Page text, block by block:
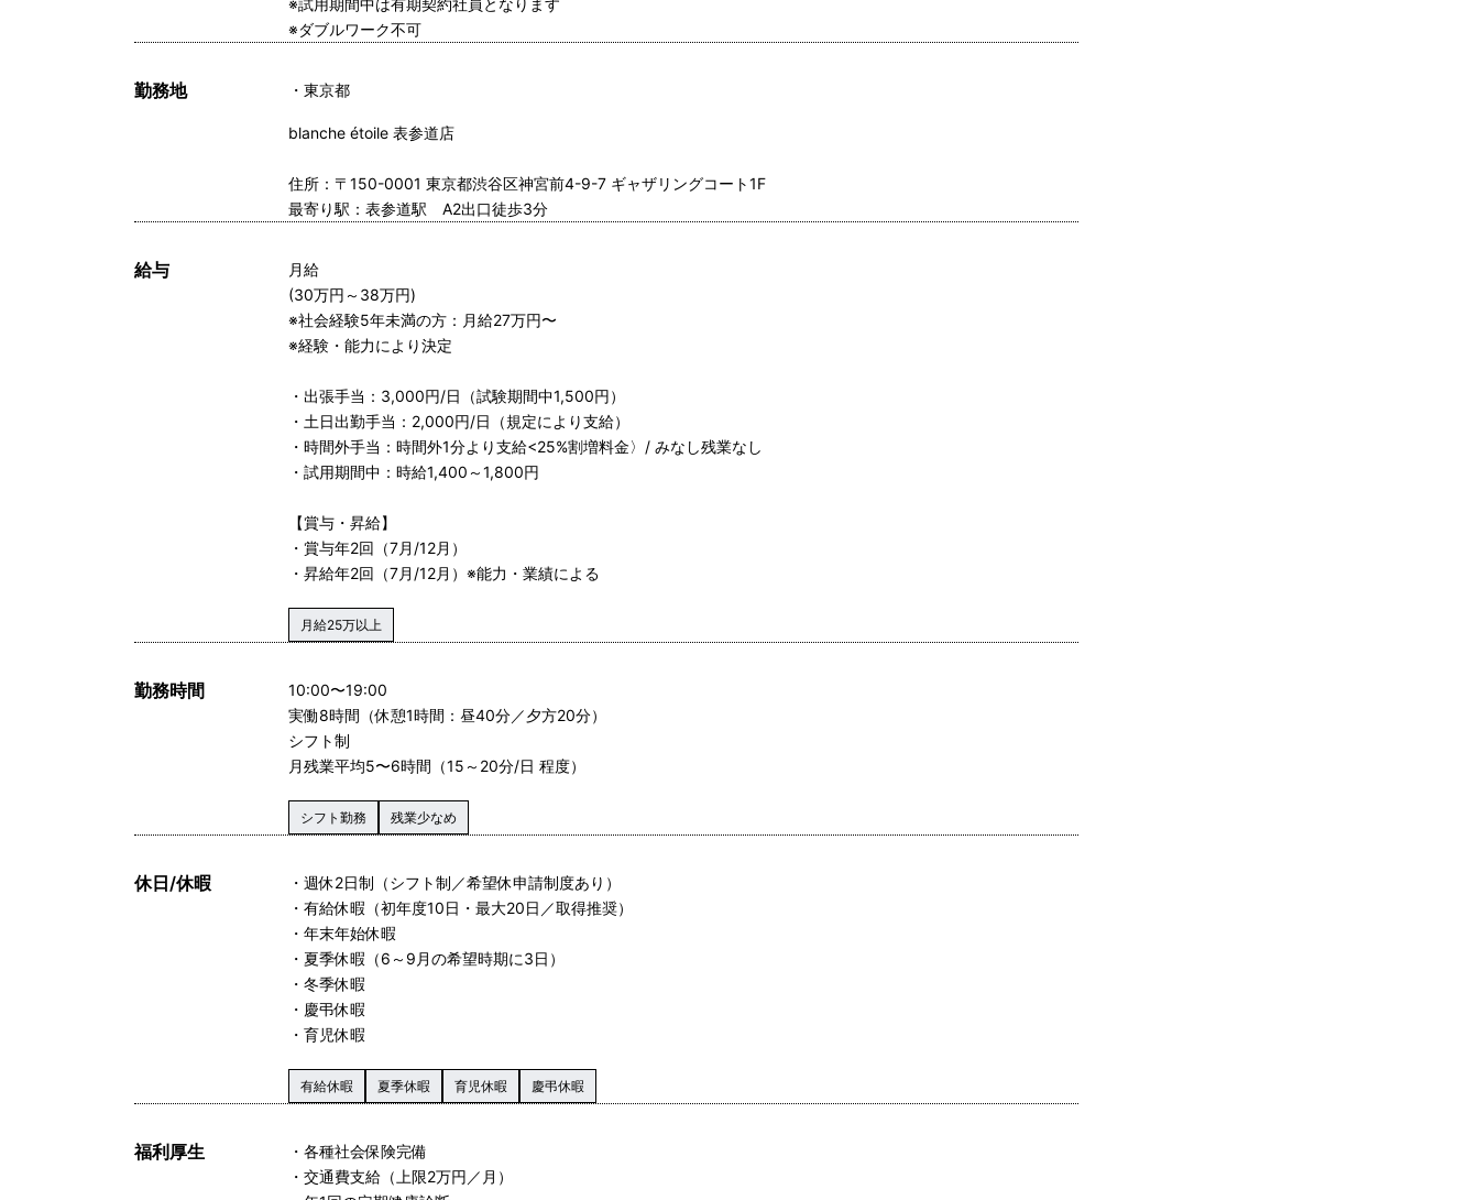
※ダブルワーク不可
勤務地 東京都
blanche étoile 表参道店
住所：〒150-0001 東京都渋谷区神宮前4-9-7 ギャザリングコート1F
最寄り駅：表参道駅 A2出口徒歩3分
給与
月給
(30万円～38万円)
※社会経験5年未満の方：月給27万円〜
※経験・能力により決定
・出張手当：3,000円/日（試験期間中1,500円）
・土日出勤手当：2,000円/日（規定により支給）
・時間外手当：時間外1分より支給<25%割増料金〉/ みなし残業なし
・試用期間中：時給1,400～1,800円
【賞与・昇給】
・賞与年2回（7月/12月）
・昇給年2回（7月/12月）※能力・業績による
月給25万以上
勤務時間
10:00〜19:00
実働8時間（休憩1時間：昼40分／夕方20分）
シフト制
月残業平均5〜6時間（15～20分/日 程度）
シフト勤務 残業少なめ
休日/休暇
・週休2日制（シフト制／希望休申請制度あり）
・有給休暇（初年度10日・最大20日／取得推奨）
・年末年始休暇
・夏季休暇（6～9月の希望時期に3日）
・冬季休暇
・慶弔休暇
・育児休暇
有給休暇 夏季休暇 育児休暇 慶弔休暇
福利厚生
・各種社会保険完備
・交通費支給（上限2万円／月）